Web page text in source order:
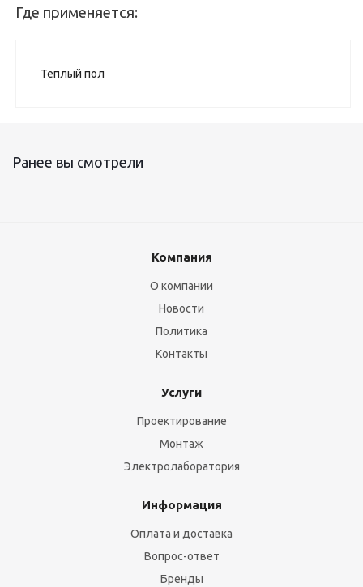
Где применяется:
Теплый пол
Ранее вы смотрели
Компания
О компании
Новости
Политика
Контакты
Услуги
Проектирование
Монтаж
Электролаборатория
Информация
Оплата и доставка
Вопрос-ответ
Бренды